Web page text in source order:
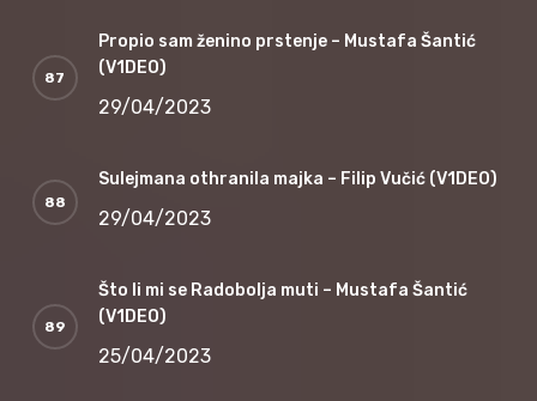
Propio sam ženino prstenje – Mustafa Šantić
(V1DEO)
29/04/2023
Sulejmana othranila majka – Filip Vučić (V1DEO)
29/04/2023
Što li mi se Radobolja muti – Mustafa Šantić
(V1DEO)
25/04/2023